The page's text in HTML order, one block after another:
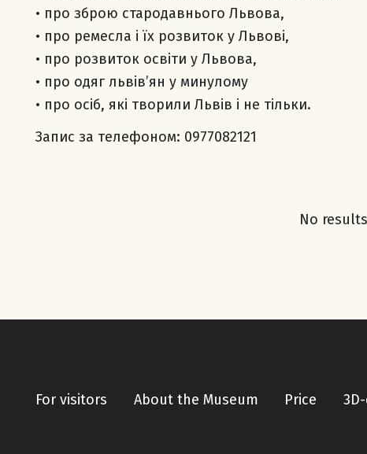
• про зброю стародавнього Львова,
• про ремесла і їх розвиток у Львові,
• про розвиток освіти у Львова,
• про одяг львів’ян у минулому
• про осіб, які творили Львів і не тільки.
Запис за телефоном: 0977082121
No
For visitors About the Museum Price